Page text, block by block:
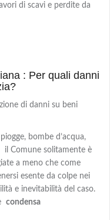
di scavi e perdite da
: Per quali danni
di danni su beni
bombe d’acqua,
il Comune solitamente è
a meno che come
esente da colpe nei
e inevitabilità del caso.
condensa